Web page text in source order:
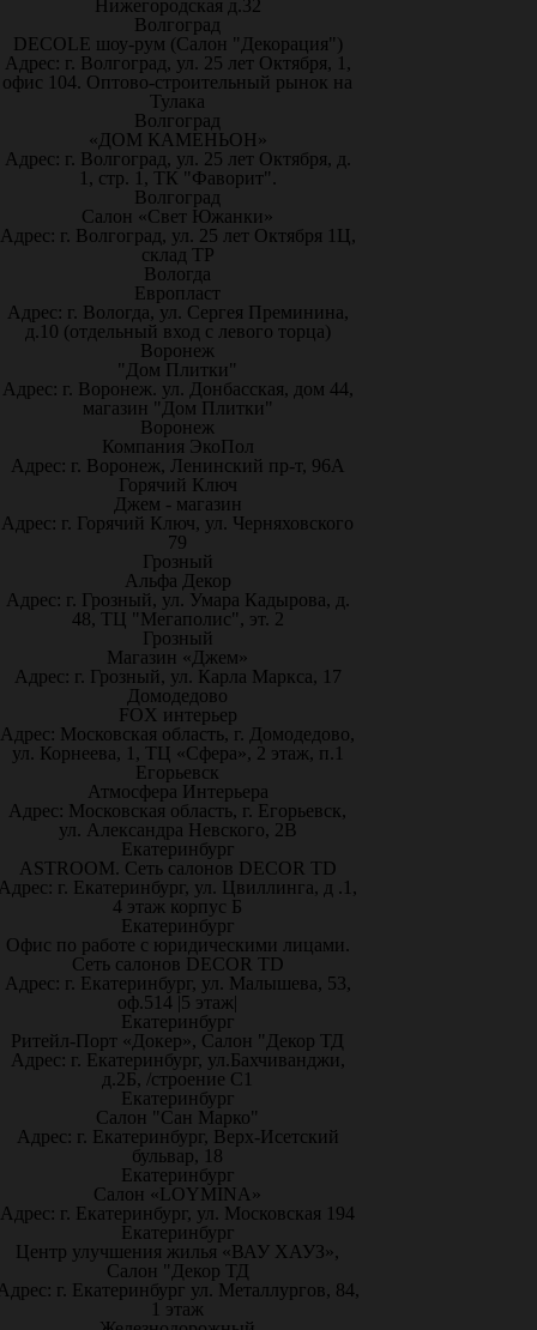
Нижегородская д.32
Волгоград
DECOLE шоу-рум (Салон "Декорация")
Адрес: г. Волгоград, ул. 25 лет Октября, 1,
офис 104. Оптово-строительный рынок на
Тулака
Волгоград
«ДОМ КАМЕНЬОН»
Адрес: г. Волгоград, ул. 25 лет Октября, д.
1, стр. 1, ТК "Фаворит".
Волгоград
Салон «Свет Южанки»
Адрес: г. Волгоград, ул. 25 лет Октября 1Ц,
склад ТР
Вологда
Европласт
Адрес: г. Вологда, ул. Сергея Преминина,
д.10 (отдельный вход с левого торца)
Воронеж
"Дом Плитки"
Адрес: г. Воронеж. ул. Донбасская, дом 44,
магазин "Дом Плитки"
Воронеж
Компания ЭкоПол
Адрес: г. Воронеж, Ленинский пр-т, 96А
Горячий Ключ
Джем - магазин
Адрес: г. Горячий Ключ, ул. Черняховского
79
Грозный
Альфа Декор
Адрес: г. Грозный, ул. Умара Кадырова, д.
48, ТЦ "Мегаполис", эт. 2
Грозный
Магазин «Джем»
Адрес: г. Грозный, ул. Карла Маркса, 17
Домодедово
FOX интерьер
Адрес: Московская область, г. Домодедово,
ул. Корнеева, 1, ТЦ «Сфера», 2 этаж, п.1
Егорьевск
Атмосфера Интерьера
Адрес: Московская область, г. Егорьевск,
ул. Александра Невского, 2В
Екатеринбург
ASTROOM. Сеть салонов DECOR TD
г. Екатеринбург, ул. Цвиллинга, д .1,
4 этаж корпус Б
Екатеринбург
Офис по работе с юридическими лицами.
Сеть салонов DECOR TD
Адрес: г. Екатеринбург, ул. Малышева, 53,
оф.514 |5 этаж|
Екатеринбург
Ритейл-Порт «Докер», Салон "Декор ТД
Адрес: г. Екатеринбург, ул.Бахчиванджи,
д.2Б, /строение С1
Екатеринбург
Салон "Сан Марко"
Адрес: г. Екатеринбург, Верх-Исетский
бульвар, 18
Екатеринбург
Салон «LOYMINA»
Адрес: г. Екатеринбург, ул. Московская 194
Екатеринбург
Центр улучшения жилья «ВАУ ХАУЗ»,
Салон "Декор ТД
г. Екатеринбург ул. Металлургов, 84,
1 этаж